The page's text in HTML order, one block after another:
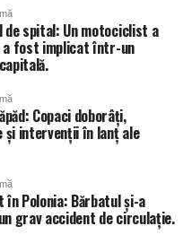
de spital: Un motociclist a
a fost implicat într-un
Copaci doborâți,
și intervenții în lanț ale
în Polonia: Bărbatul și-a
grav accident de circulație.